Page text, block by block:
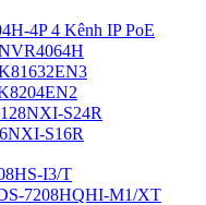
4P 4 Kênh IP PoE
S24R
S16R
I3/T
7208HQHI-M1/XT